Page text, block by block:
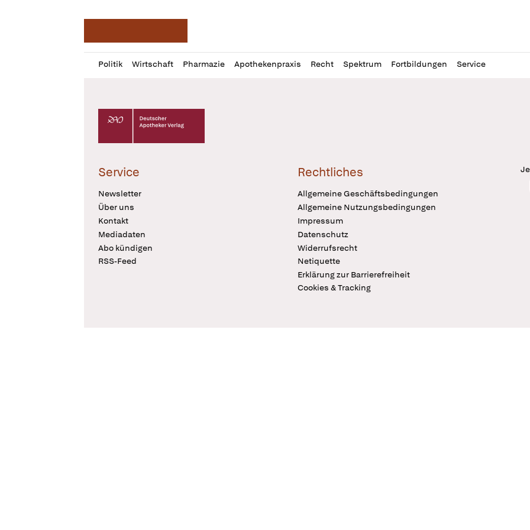
Politik Wirtschaft Pharmazie Apothekenpraxis Recht Spektrum Fortbildungen Service
Profil
öffnen
Daz
Pur
Deutscher Apotheker Verlag Logo
Service
Newsletter
Über uns
Kontakt
Mediadaten
Abo kündigen
RSS-Feed
Rechtliches
Allgemeine Geschäftsbedingungen
Allgemeine Nutzungsbedingungen
Impressum
Datenschutz
Widerrufsrecht
Netiquette
Erklärung zur Barrierefreiheit
Cookies & Tracking